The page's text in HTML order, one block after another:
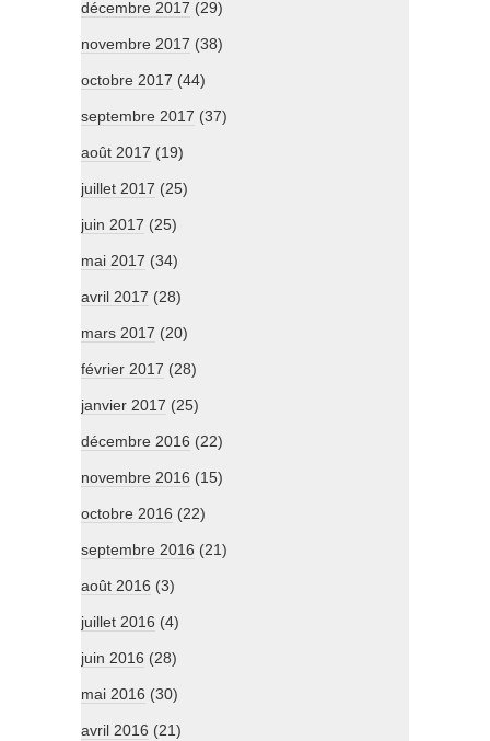
décembre 2017 (29)
novembre 2017 (38)
octobre 2017 (44)
septembre 2017 (37)
août 2017 (19)
juillet 2017 (25)
juin 2017 (25)
mai 2017 (34)
avril 2017 (28)
mars 2017 (20)
février 2017 (28)
janvier 2017 (25)
décembre 2016 (22)
novembre 2016 (15)
octobre 2016 (22)
septembre 2016 (21)
août 2016 (3)
juillet 2016 (4)
juin 2016 (28)
mai 2016 (30)
avril 2016 (21)